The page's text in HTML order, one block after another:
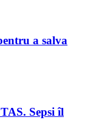
a salva
Sepsi îl